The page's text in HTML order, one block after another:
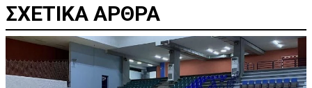
ΣΧΕΤΙΚΑ ΑΡΘΡΑ